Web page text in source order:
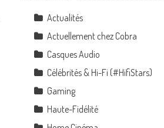
Actualités
Actuellement chez Cobra
Casques Audio
Célébrités & Hi-Fi (#HifiStars)
Gaming
Haute-Fidélité